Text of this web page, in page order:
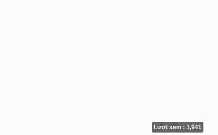
Lượt xem : 1,941